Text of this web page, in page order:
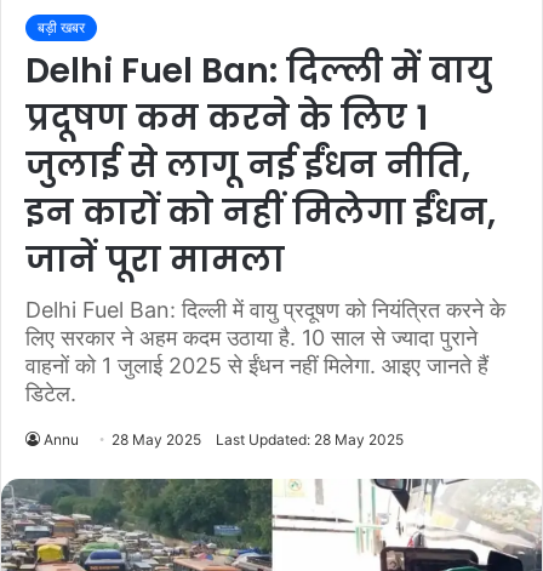
बड़ी खबर
Delhi Fuel Ban: दिल्ली में वायु
प्रदूषण कम करने के लिए 1
जुलाई से लागू नई ईंधन नीति,
इन कारों को नहीं मिलेगा ईंधन,
जानें पूरा मामला
Delhi Fuel Ban: दिल्ली में वायु प्रदूषण को नियंत्रित करने के
लिए सरकार ने अहम कदम उठाया है. 10 साल से ज्यादा पुराने
वाहनों को 1 जुलाई 2025 से ईंधन नहीं मिलेगा. आइए जानते हैं
डिटेल.
Annu 28 May 2025 Last Updated: 28 May 2025